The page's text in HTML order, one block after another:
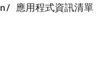
應用程式資訊清單